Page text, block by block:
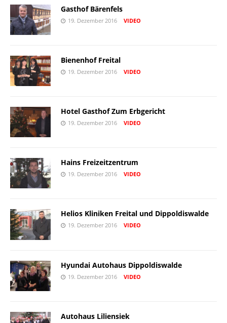
Gasthof Bärenfels
19. Dezember 2016 VIDEO
Bienenhof Freital
19. Dezember 2016 VIDEO
Hotel Gasthof Zum Erbgericht
19. Dezember 2016 VIDEO
Hains Freizeitzentrum
19. Dezember 2016 VIDEO
Helios Kliniken Freital und Dippoldiswalde
19. Dezember 2016 VIDEO
Hyundai Autohaus Dippoldiswalde
19. Dezember 2016 VIDEO
Autohaus Liliensiek